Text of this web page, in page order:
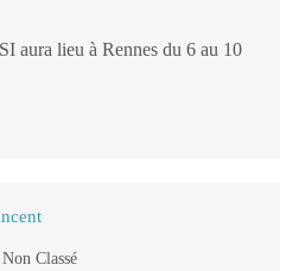
aura lieu à Rennes du 6 au 10
Non Classé